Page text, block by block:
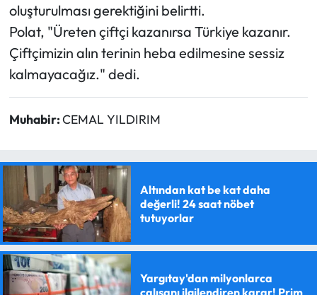
oluşturulması gerektiğini belirtti.
Polat, "Üreten çiftçi kazanırsa Türkiye kazanır.
Çiftçimizin alın terinin heba edilmesine sessiz
kalmayacağız." dedi.
Muhabir:CEMAL YILDIRIM
Altından kat be kat daha
değerli! 24 saat nöbet
tutuyorlar
Yargıtay'dan milyonlarca